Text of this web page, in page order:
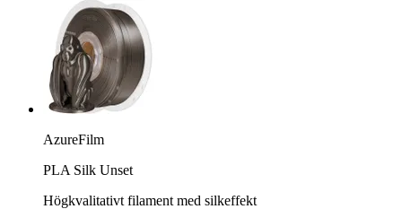
AzureFilm
PLA Silk Unset
Högkvalitativt filament med silkeffekt